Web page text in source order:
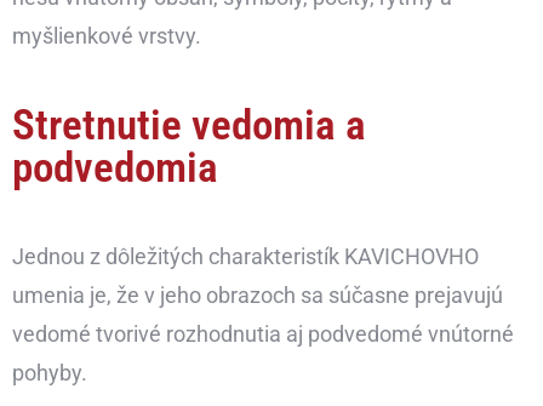
myšlienkové vrstvy.
Stretnutie vedomia a
podvedomia
Jednou z dôležitých charakteristík KAVICHOVHO
umenia je, že v jeho obrazoch sa súčasne prejavujú
vedomé tvorivé rozhodnutia aj podvedomé vnútorné
pohyby.